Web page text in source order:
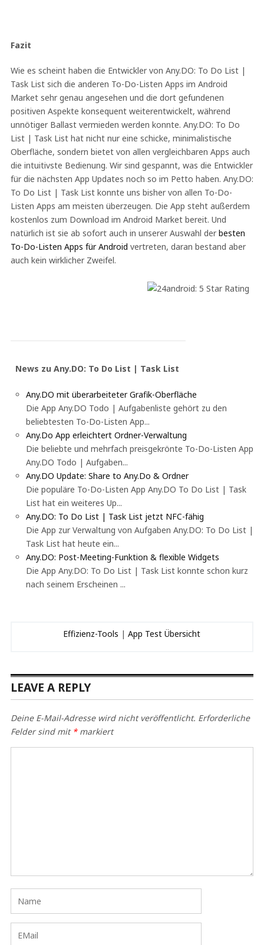
Fazit
Wie es scheint haben die Entwickler von Any.DO: To Do List |
Task List sich die anderen To-Do-Listen Apps im Android
Market sehr genau angesehen und die dort gefundenen
positiven Aspekte konsequent weiterentwickelt, während
unnötiger Ballast vermieden werden konnte. Any.DO: To Do
List | Task List hat nicht nur eine schicke, minimalistische
Oberfläche, sondern bietet von allen vergleichbaren Apps auch
die intuitivste Bedienung. Wir sind gespannt, was die Entwickler
für die nächsten App Updates noch so im Petto haben. Any.DO:
To Do List | Task List konnte uns bisher von allen To-Do-
Listen Apps am meisten überzeugen. Die App steht außerdem
kostenlos zum Download im Android Market bereit. Und
natürlich ist sie ab sofort auch in unserer Auswahl der besten
To-Do-Listen Apps für Android vertreten, daran bestand aber
auch kein wirklicher Zweifel.
News zu Any.DO: To Do List | Task List
Any.DO mit überarbeiteter Grafik-Oberfläche
Die App Any.DO Todo | Aufgabenliste gehört zu den
beliebtesten To-Do-Listen App...
Any.Do App erleichtert Ordner-Verwaltung
Die beliebte und mehrfach preisgekrönte To-Do-Listen App
Any.DO Todo | Aufgaben...
Any.DO Update: Share to Any.Do & Ordner
Die populäre To-Do-Listen App Any.DO To Do List | Task
List hat ein weiteres Up...
Any.DO: To Do List | Task List jetzt NFC-fähig
Die App zur Verwaltung von Aufgaben Any.DO: To Do List |
Task List hat heute ein...
Any.DO: Post-Meeting-Funktion & flexible Widgets
Die App Any.DO: To Do List | Task List konnte schon kurz
nach seinem Erscheinen ...
Effizienz-Tools |App Test Übersicht
LEAVE A REPLY
Deine E-Mail-Adresse wird nicht veröffentlicht. Erforderliche
Felder sind mit *markiert